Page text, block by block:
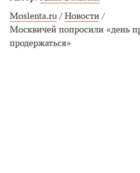
Moslenta.ru / Новости /
Москвичей попросили «день
продержаться»